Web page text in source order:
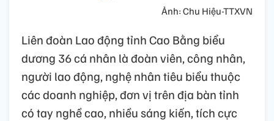
Ảnh: Chu Hiệu-TTXVN
Liên đoàn Lao động tỉnh Cao Bằng biểu
dương 36 cá nhân là đoàn viên, công nhân,
người lao động, nghệ nhân tiêu biểu thuộc
các doanh nghiệp, đơn vị trên địa bàn tỉnh
có tay nghề cao, nhiều sáng kiến, tích cực